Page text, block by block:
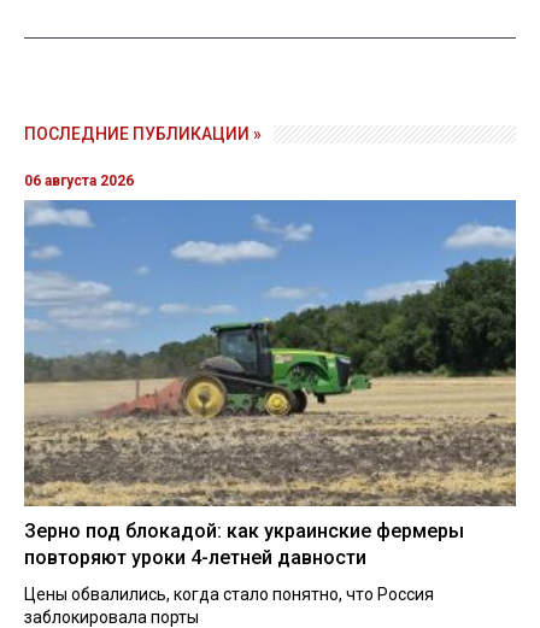
ПОСЛЕДНИЕ ПУБЛИКАЦИИ »
06 августа 2026
Зерно под блокадой: как украинские фермеры
повторяют уроки 4-летней давности
Цены обвалились, когда стало понятно, что Россия
заблокировала порты